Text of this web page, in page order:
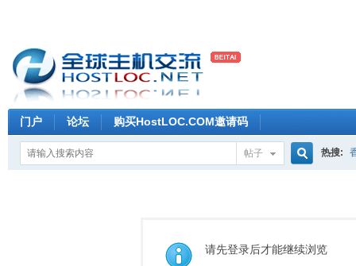
门户 论坛 购买HostLOC.COM邀请码
帖子
索
热搜:
请先登录后才能继续浏览